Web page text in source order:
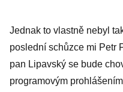
Jednak to vlastně nebyl
poslední schůzce mi Petr
pan Lipavský se bude
programovým